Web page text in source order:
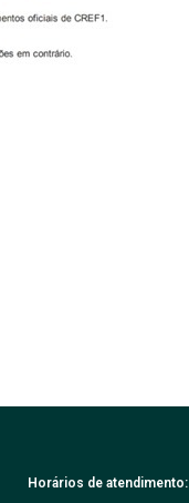
Horários de atendimento: